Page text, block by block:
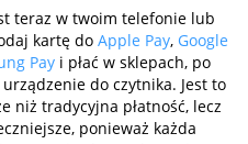
teraz w twoim telefonie lub
kartę do Apple Pay, Google
Payi płać w sklepach, po
do czytnika. Jest to
niż tradycyjna płatność, lecz
ponieważ każda